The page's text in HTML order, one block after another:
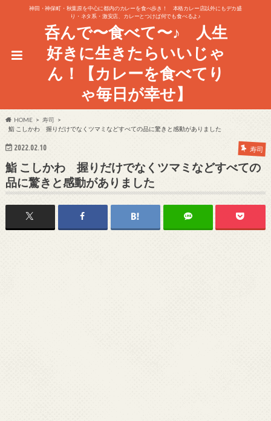
神田・神保町・秋葉原を中心に都内のカレーを食べ歩き！ 本格カレー店以外にもデカ盛
り・ネタ系・激安店、カレーとつけば何でも食べるよ♪
呑んで〜食べて〜♪ 人生
好きに生きたらいいじゃ
ん！【カレーを食べてり
ゃ毎日が幸せ】
HOME
寿司
鮨 こしかわ 握りだけでなくツマミなどすべての品に驚きと感動がありました
2022.02.10 寿司
鮨 こしかわ 握りだけでなくツマミなどすべての
品に驚きと感動がありました